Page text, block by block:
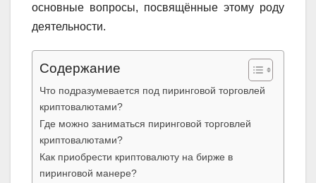
основные вопросы, посвящённые этому роду
деятельности.
Содержание
Что подразумевается под пиринговой торговлей
криптовалютами?
Где можно заниматься пиринговой торговлей
криптовалютами?
Как приобрести криптовалюту на бирже в
пиринговой манере?